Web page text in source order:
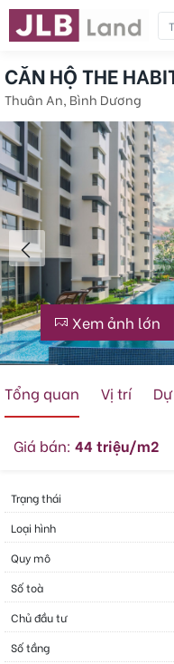
CĂN HỘ THE
Thuân An, Bình Dương
Xem ảnh lớn
Tổng quan Vị trí
Giá bán: 44 triệu/m2
Trạng thái
Loại hình
Quy mô
Số toà
Chủ đầu tư
Số tầng